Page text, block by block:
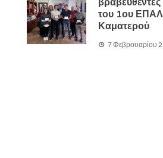
του 1ου ΕΠΑΛ
Καματερού
7 Φεβρουαρίου